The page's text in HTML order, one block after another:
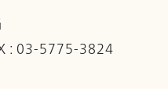
: 03-5775-3824